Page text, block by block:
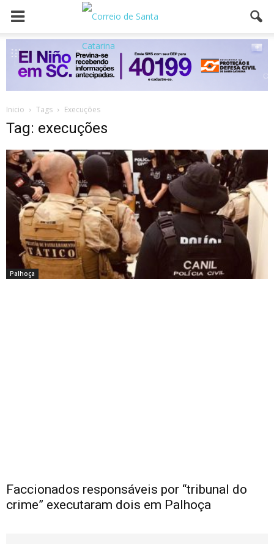
Inicio Tags Execuções
Tag: execuções
Palhoça
Faccionados responsáveis por “tribunal do
crime” executaram dois em Palhoça